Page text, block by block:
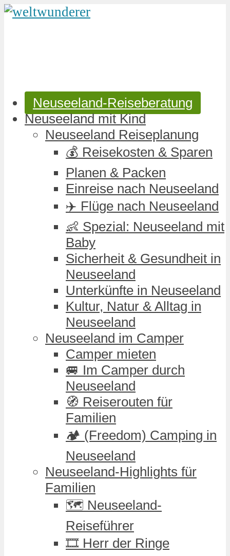
Neuseeland-Reiseberatung
Neuseeland mit Kind
Neuseeland Reiseplanung
💰 Reisekosten & Sparen
Planen & Packen
Einreise nach Neuseeland
✈️ Flüge nach Neuseeland
👶 Spezial: Neuseeland mit
Baby
Sicherheit & Gesundheit in
Neuseeland
Unterkünfte in Neuseeland
Kultur, Natur & Alltag in
Neuseeland
Neuseeland im Camper
Camper mieten
🚐 Im Camper durch
Neuseeland
🧭 Reiserouten für
Familien
🏕️ (Freedom) Camping in
Neuseeland
Neuseeland-Highlights für
Familien
🗺️ Neuseeland-
Reiseführer
🎞️ Herr der Ringe